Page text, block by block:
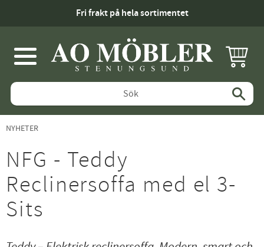
Fri frakt på hela sortimentet
Meny
NYHETER
NFG - Teddy
Reclinersoffa med el 3-
Sits